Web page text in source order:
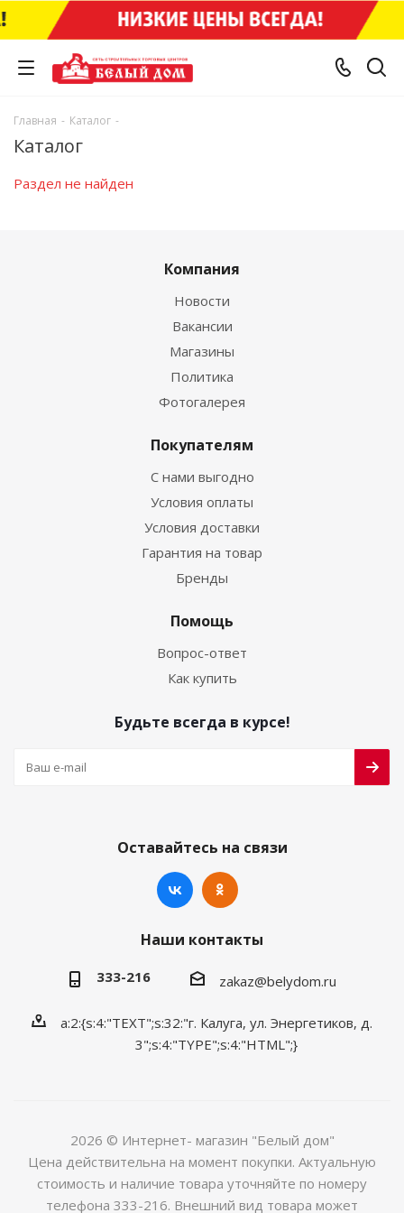
Главная - Каталог -
Каталог
Раздел не найден
Компания
Новости
Вакансии
Магазины
Политика
Фотогалерея
Покупателям
С нами выгодно
Условия оплаты
Условия доставки
Гарантия на товар
Бренды
Помощь
Вопрос-ответ
Как купить
Будьте всегда в курсе!
Оставайтесь на связи
Наши контакты
333-216 zakaz@belydom.ru
a:2:{s:4:"TEXT";s:32:"г. Калуга, ул. Энергетиков, д.
3";s:4:"TYPE";s:4:"HTML";}
2026 © Интернет- магазин "Белый дом"
Цена действительна на момент покупки. Актуальную
стоимость и наличие товара уточняйте по номеру
телефона 333-216. Внешний вид товара может